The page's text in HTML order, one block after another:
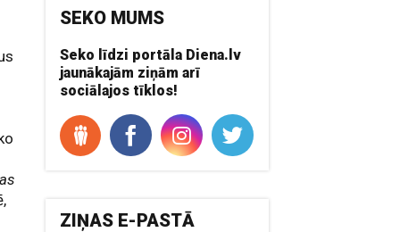
SEKO MUMS
Seko līdzi portāla Diena.lv
jaunākajām ziņām arī
sociālajos tīklos!
ZIŅAS E-PASTĀ